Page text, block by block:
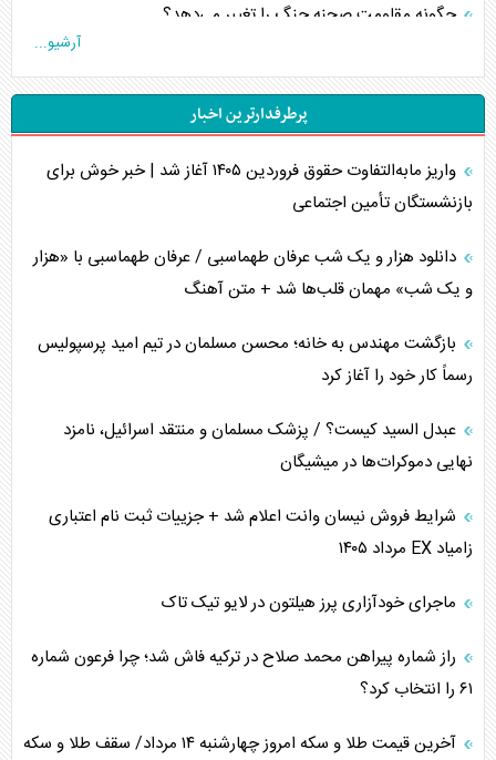
چگونه مقاومت صحنه جنگ را تغییر می‌دهد؟
جنگ رمضان و معضل حضور نظامیان آمریکایی
تحلیل جامع پدیده تراستی‌ها
تأثیر جنگ ایران و آمریکا بر اقتصاد جهانی
اربعین، کابوس مشترک تل‌آویو-واشنگتن
برنامه هفتم توسعه در نقطه کور سیاستگذاری
اوکراین بازوی مخرب آمریکا در غرب آسیا
اهمیت راهبردی اردن برای آمریکا
پیام، ظرفیت بالفعل‌نشده تجارت ایران
همسویی عربستان با سنتکام علیه متحدان ایران
ترامپ و توهم خلع سلاح حماس
آرشیو...
پرطرفدارترین اخبار
واریز مابه‌التفاوت حقوق فروردین ۱۴۰۵ آغاز شد | خبر خوش برای
بازنشستگان تأمین اجتماعی
دانلود هزار و یک شب عرفان طهماسبی / عرفان طهماسبی با «هزار
و یک شب» مهمان قلب‌ها شد + متن آهنگ
بازگشت مهندس به خانه؛ محسن مسلمان در تیم امید پرسپولیس
رسماً کار خود را آغاز کرد
عبدل السید کیست؟ / پزشک مسلمان و منتقد اسرائیل، نامزد
نهایی دموکرات‌ها در میشیگان
شرایط فروش نیسان وانت اعلام شد + جزییات ثبت نام اعتباری
زامیاد EX مرداد ۱۴۰۵
ماجرای خودآزاری پرز هیلتون در لایو تیک تاک
راز شماره پیراهن محمد صلاح در ترکیه فاش شد؛ چرا فرعون شماره
۶۱ را انتخاب کرد؟
آخرین قیمت طلا و سکه امروز چهارشنبه ۱۴ مرداد/ سقف طلا و سکه